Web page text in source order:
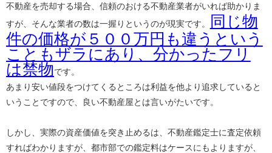
不動産を売却する場合、信頼のおける不動産業者がいれば助かりま
すが、そんな業者の数は一握りというのが現実です。
同じ物
件の価格が５００万円も違うという
こともザラにあり、分かったフリ
は禁物です。
あまり安い値段をつけてくるところは利益を他より追求していると
いうことですので、良い不動産屋とは言いがたいです。
しかし、実際の資産価値を突き止めるは、不動産鑑定士に査定依頼
すればわかりますが、都市部での鑑定料はケースにもよりますが、